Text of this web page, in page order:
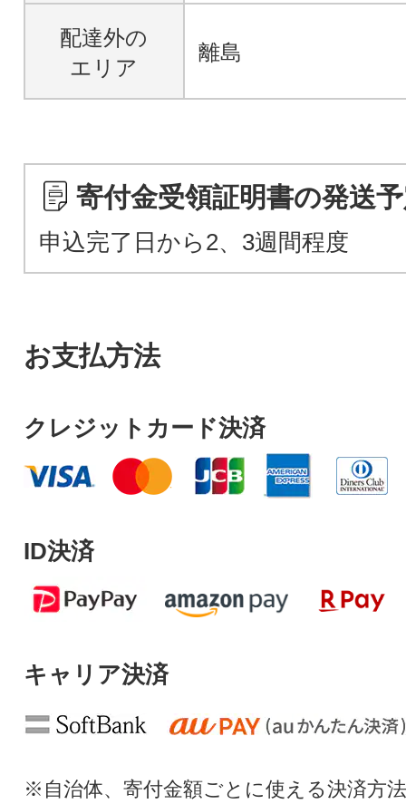
配達外の
エリア
離島
寄付金受領証明書の発送
申込完了日から2、3週間程度
お支払方法
クレジットカード決済
ID決済
キャリア決済
※自治体、寄付金額ごとに使える決済方